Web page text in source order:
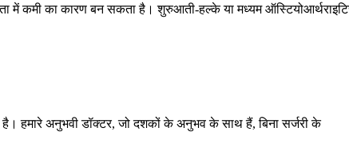
में कमी का कारण बन सकता है। शुरुआती-हल्के या मध्यम
हमारे अनुभवी डॉक्टर, जो दशकों के अनुभव के साथ हैं, बिना सर्जरी के